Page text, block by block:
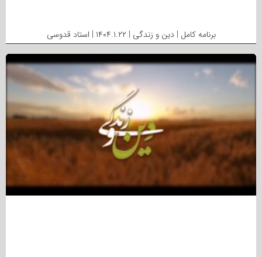
برنامه کامل | دین و زندگی | ۱۴۰۴.۱.۲۲ | استاد قدوسی